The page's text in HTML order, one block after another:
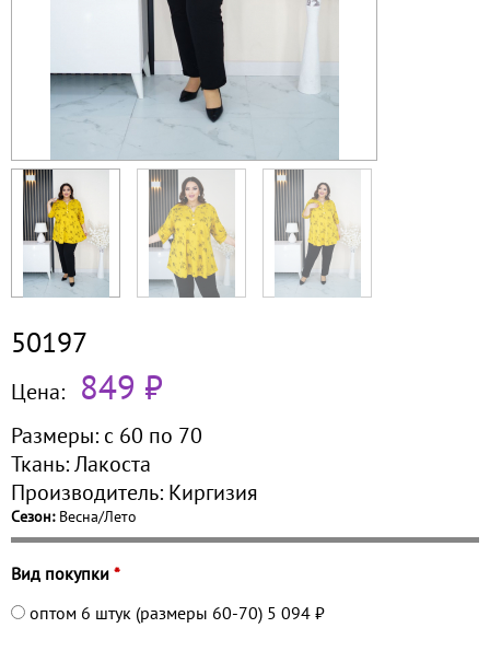
50197
Цена: 849 ₽
Размеры: с 60 по 70
Ткань:Лакоста
Производитель: Киргизия
Сезон: Весна/Лето
Вид покупки *
оптом 6 штук (размеры 60-70) 5 094 ₽